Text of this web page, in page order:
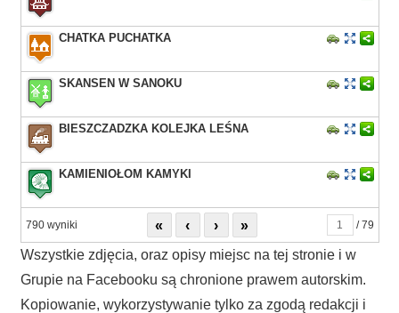
CHATKA PUCHATKA
SKANSEN W SANOKU
BIESZCZADZKA KOLEJKA LEŚNA
KAMIENIOŁOM KAMYKI
790 wyniki « ‹ › » / 79
Wszystkie zdjęcia, oraz opisy miejsc na tej stronie i w
Grupie na Facebooku są chronione prawem autorskim.
Kopiowanie, wykorzystywanie tylko za zgodą redakcji i